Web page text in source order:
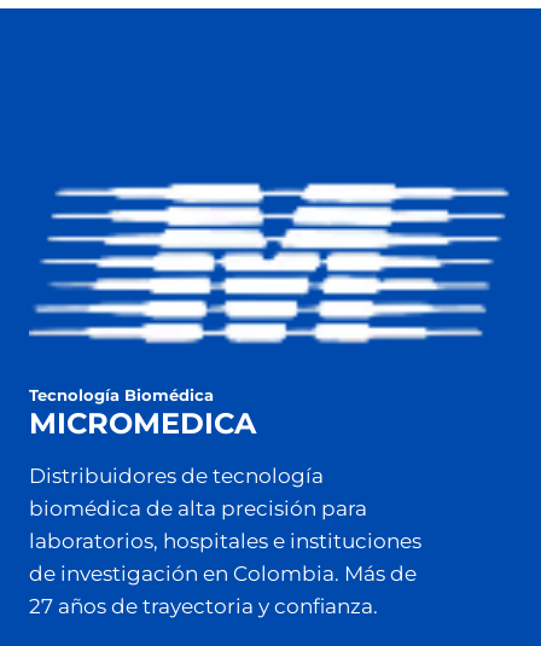
Tecnología Biomédica
MICROMEDICA
Distribuidores de tecnología
biomédica de alta precisión para
laboratorios, hospitales e instituciones
de investigación en Colombia. Más de
27 años de trayectoria y confianza.